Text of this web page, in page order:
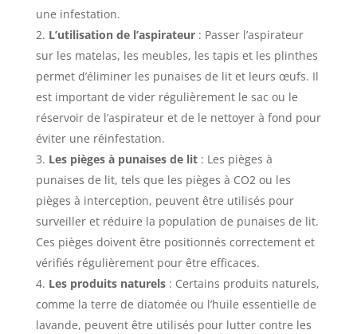
une infestation.
L’utilisation de l’aspirateur: Passer l’aspirateur
sur les matelas, les meubles, les tapis et les plinthes
permet d’éliminer les punaises de lit et leurs œufs. Il
est important de vider régulièrement le sac ou le
réservoir de l’aspirateur et de le nettoyer à fond pour
éviter une réinfestation.
Les pièges à punaises de lit: Les pièges à
punaises de lit, tels que les pièges à CO2 ou les
pièges à interception, peuvent être utilisés pour
surveiller et réduire la population de punaises de lit.
Ces pièges doivent être positionnés correctement et
vérifiés régulièrement pour être efficaces.
Les produits naturels: Certains produits naturels,
comme la terre de diatomée ou l’huile essentielle de
lavande, peuvent être utilisés pour lutter contre les